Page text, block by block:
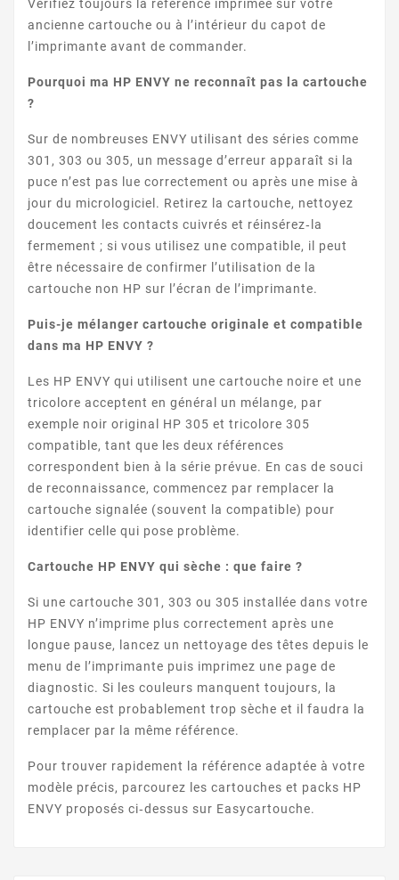
ENVY 5643
ENVY 5661
Vérifiez toujours la référence imprimée sur votre
ancienne cartouche ou à l’intérieur du capot de
l’imprimante avant de commander.
Pourquoi ma HP ENVY ne reconnaît pas la cartouche
?
Sur de nombreuses ENVY utilisant des séries comme
301, 303 ou 305, un message d’erreur apparaît si la
puce n’est pas lue correctement ou après une mise à
jour du micrologiciel. Retirez la cartouche, nettoyez
doucement les contacts cuivrés et réinsérez‑la
fermement ; si vous utilisez une compatible, il peut
être nécessaire de confirmer l’utilisation de la
cartouche non HP sur l’écran de l’imprimante.
Puis-je mélanger cartouche originale et compatible
dans ma HP ENVY ?
Les HP ENVY qui utilisent une cartouche noire et une
tricolore acceptent en général un mélange, par
exemple noir original HP 305 et tricolore 305
compatible, tant que les deux références
correspondent bien à la série prévue. En cas de souci
de reconnaissance, commencez par remplacer la
cartouche signalée (souvent la compatible) pour
identifier celle qui pose problème.
Cartouche HP ENVY qui sèche : que faire ?
Si une cartouche 301, 303 ou 305 installée dans votre
HP ENVY n’imprime plus correctement après une
longue pause, lancez un nettoyage des têtes depuis le
menu de l’imprimante puis imprimez une page de
diagnostic. Si les couleurs manquent toujours, la
cartouche est probablement trop sèche et il faudra la
remplacer par la même référence.
Pour trouver rapidement la référence adaptée à votre
modèle précis, parcourez les cartouches et packs HP
ENVY proposés ci‑dessus sur Easycartouche.